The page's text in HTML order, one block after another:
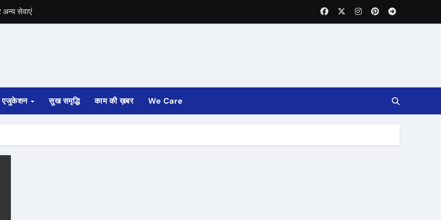
सेवाएं
पटरी से उतरी
एजुकेशन सुख समृद्धि काम की ख़बर We Care